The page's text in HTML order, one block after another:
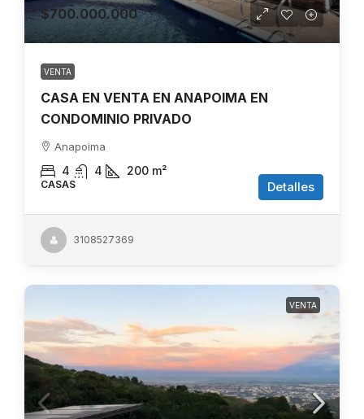
$700.000.000
VENTA
CASA EN VENTA EN ANAPOIMA EN
CONDOMINIO PRIVADO
Anapoima
4 4 200 m²
CASAS Detalles
3108527369
VENTA